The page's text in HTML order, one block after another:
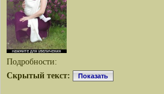
Подробности:
Скрытый текст:
Показать